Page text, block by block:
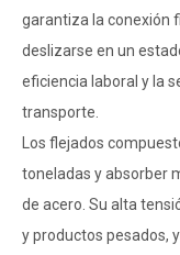
garantiza la conexión
deslizarse en un
eficiencia laboral y la
transporte.
Los flejados
toneladas y absorber
de acero. Su alta
y productos pesados,